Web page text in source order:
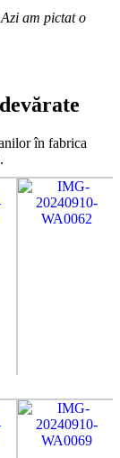
am pictat o
în fabrica